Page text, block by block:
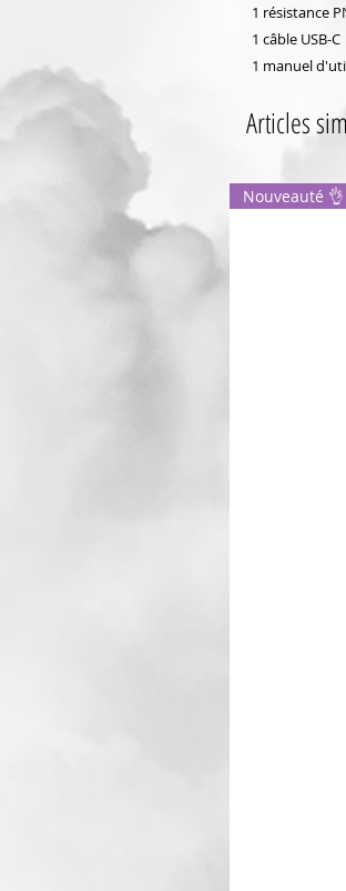
1 résistance
1 câble USB-C
1 manuel
Articles
Nouveauté 👌